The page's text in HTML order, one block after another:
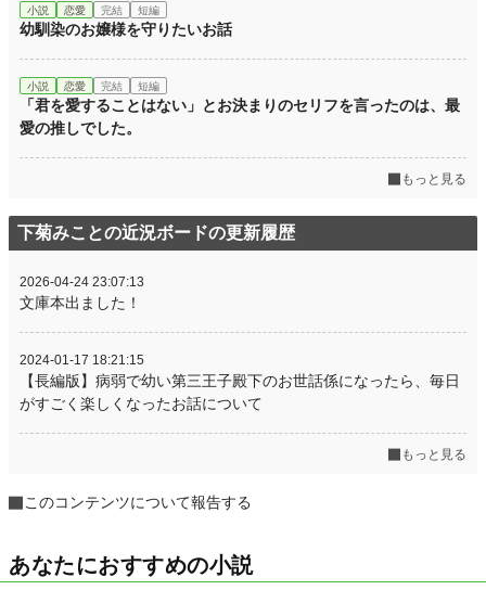
小説 恋愛 完結 短編
幼馴染のお嬢様を守りたいお話
小説 恋愛 完結 短編
「君を愛することはない」とお決まりのセリフを言ったのは、最
愛の推しでした。
もっと見る
下菊みことの近況ボードの更新履歴
2026-04-24 23:07:13
文庫本出ました！
2024-01-17 18:21:15
【長編版】病弱で幼い第三王子殿下のお世話係になったら、毎日
がすごく楽しくなったお話について
もっと見る
このコンテンツについて報告する
あなたにおすすめの小説